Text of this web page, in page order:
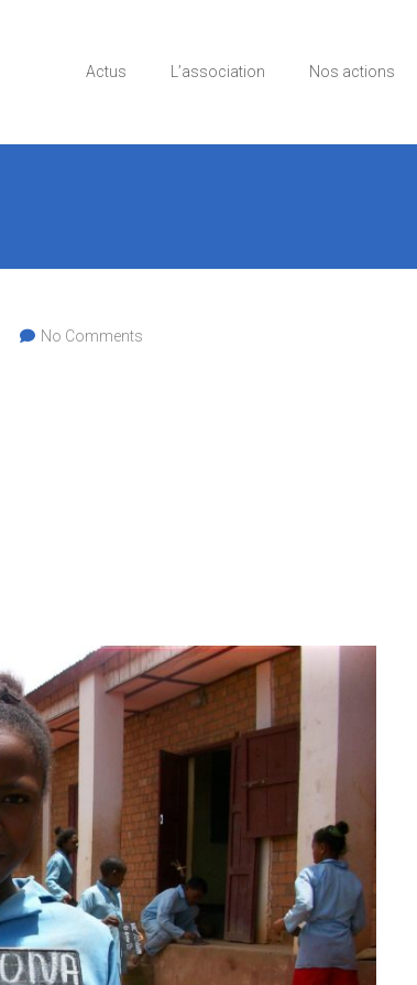
Actus L’association Nos actions
No Comments